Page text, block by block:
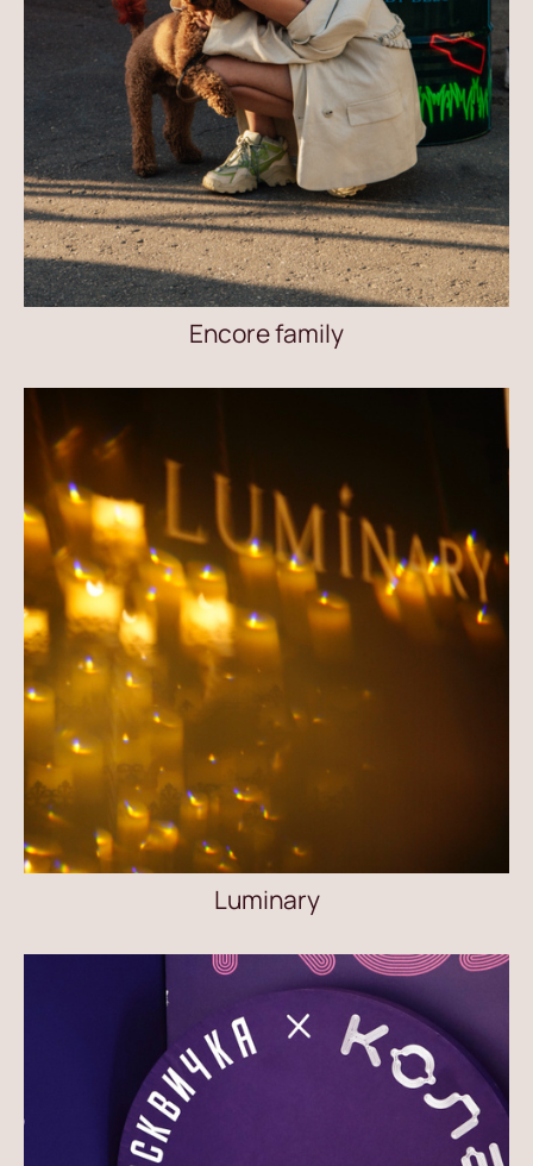
Encore family
Luminary